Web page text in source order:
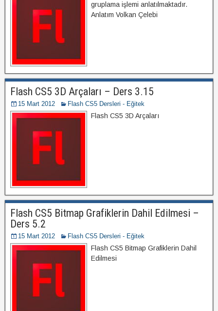
gruplama işlemi anlatılmaktadır.
Anlatım Volkan Çelebi
Flash CS5 3D Arçaları – Ders 3.15
15 Mart 2012 Flash CS5 Dersleri - Eğitek
Flash CS5 3D Arçaları
Flash CS5 Bitmap Grafiklerin Dahil Edilmesi –
Ders 5.2
15 Mart 2012 Flash CS5 Dersleri - Eğitek
Flash CS5 Bitmap Grafiklerin Dahil
Edilmesi